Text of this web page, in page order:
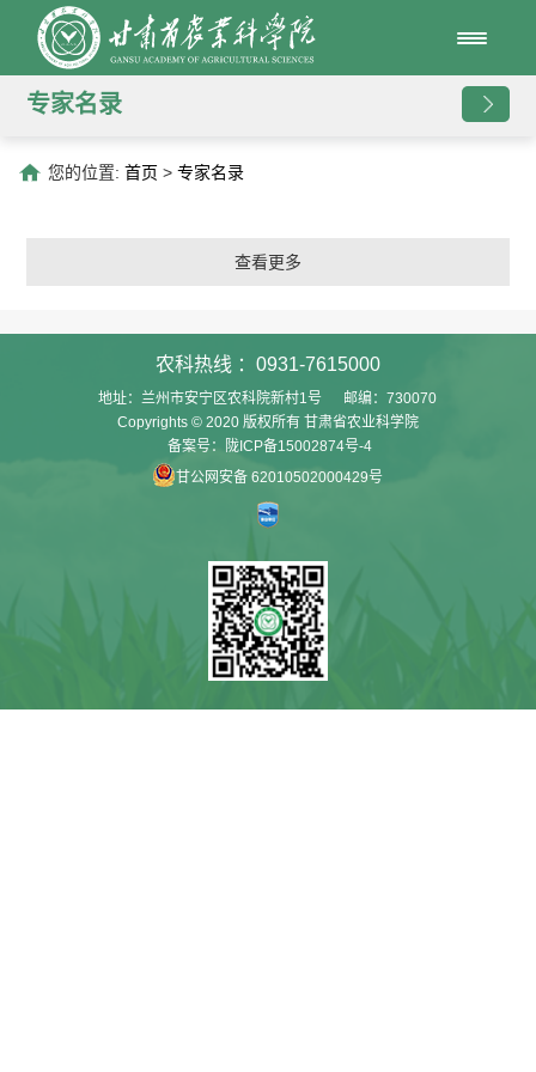
专家名录
您的位置: 首页 > 专家名录
查看更多
农科热线 ：0931-7615000
地址：兰州市安宁区农科院新村1号 邮编：730070
Copyrights © 2020 版权所有 甘肃省农业科学院
备案号：陇ICP备15002874号-4
甘公网安备 62010502000429号